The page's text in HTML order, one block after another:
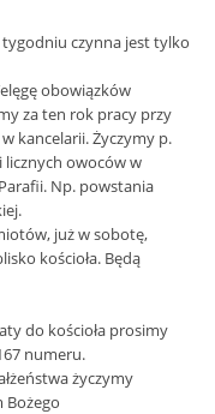
tygodniu czynna jest tylko
obowiązków
za ten rok pracy przy
kancelarii. Życzymy p.
licznych owoców w
Np. powstania
już w sobotę,
kościoła. Będą
do kościoła prosimy
numeru.
życzymy